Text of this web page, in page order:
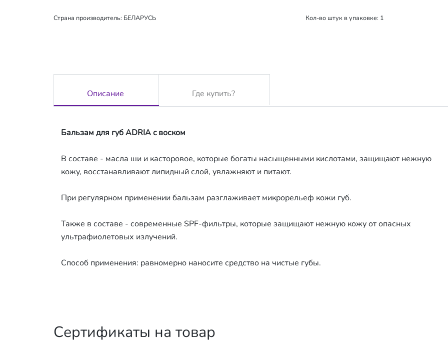
Страна производитель: БЕЛАРУСЬ Кол-во штук в упаковке: 1
Описание Где купить?
Бальзам для губ ADRIA c воском
В составе - масла ши и касторовое, которые богаты насыщенными кислотами, защищают нежную
кожу, восстанавливают липидный слой, увлажняют и питают.
При регулярном применении бальзам разглаживает микрорельеф кожи губ.
Также в составе - современные SPF-фильтры, которые защищают нежную кожу от опасных
ультрафиолетовых излучений.
Способ применения: равномерно наносите средство на чистые губы.
Сертификаты на товар